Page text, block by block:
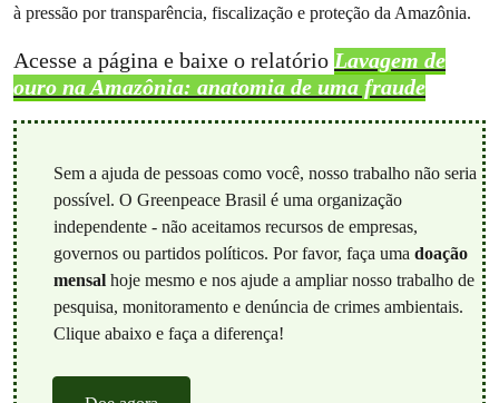
à pressão por transparência, fiscalização e proteção da Amazônia.
Acesse a página e baixe o relatório Lavagem de
ouro na Amazônia: anatomia de uma fraude
Sem a ajuda de pessoas como você, nosso trabalho não seria
possível. O Greenpeace Brasil é uma organização
independente - não aceitamos recursos de empresas,
governos ou partidos políticos. Por favor, faça uma doação
mensalhoje mesmo e nos ajude a ampliar nosso trabalho de
pesquisa, monitoramento e denúncia de crimes ambientais.
Clique abaixo e faça a diferença!